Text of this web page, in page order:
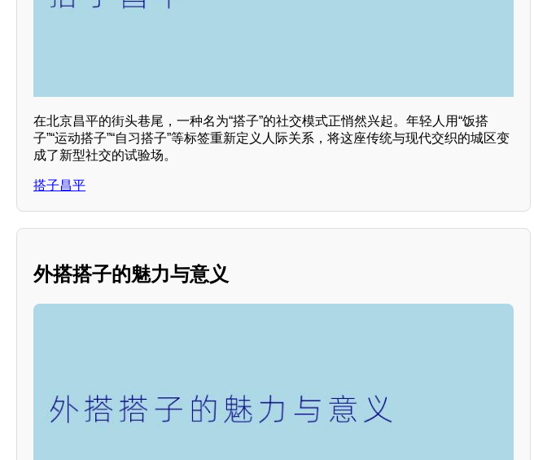
在北京昌平的街头巷尾，一种名为“搭子”的社交模式正悄然兴起。年轻人用“饭搭
子”“运动搭子”“自习搭子”等标签重新定义人际关系，将这座传统与现代交织的城区变
成了新型社交的试验场。
搭子昌平
外搭搭子的魅力与意义